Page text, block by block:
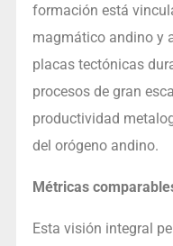
formación está
magmático andino y
placas tectónicas
procesos de gran
productividad
del orógeno andino.
Métricas
Esta visión integral